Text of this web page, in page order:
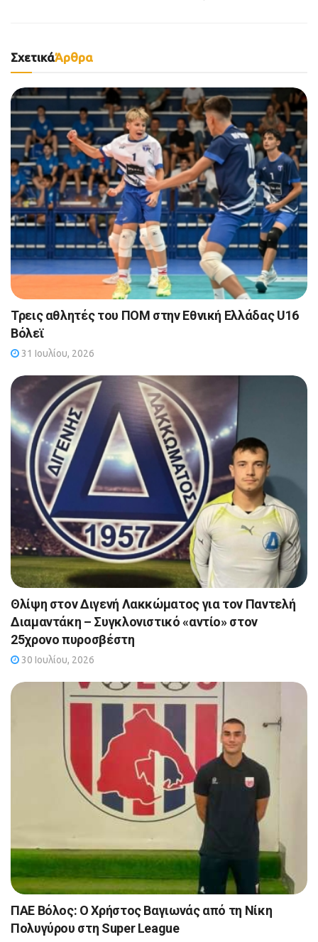
ΣχετικάΆρθρα
Τρεις αθλητές του ΠΟΜ στην Εθνική Ελλάδας U16
Βόλεϊ
31 Ιουλίου, 2026
Θλίψη στον Διγενή Λακκώματος για τον Παντελή
Διαμαντάκη – Συγκλονιστικό «αντίο» στον
25χρονο πυροσβέστη
30 Ιουλίου, 2026
ΠΑΕ Βόλος: Ο Χρήστος Βαγιωνάς από τη Νίκη
Πολυγύρου στη Super League